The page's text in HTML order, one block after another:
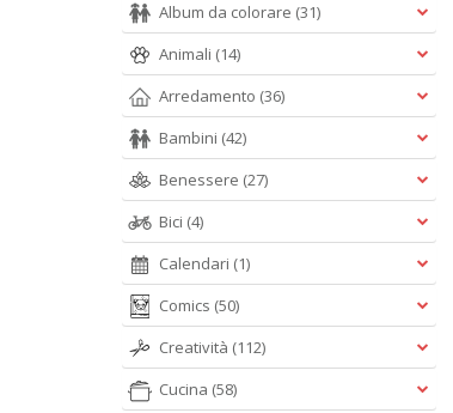
Album da colorare (31)
Animali (14)
Arredamento (36)
Bambini (42)
Benessere (27)
Bici (4)
Calendari (1)
Comics (50)
Creatività (112)
Cucina (58)